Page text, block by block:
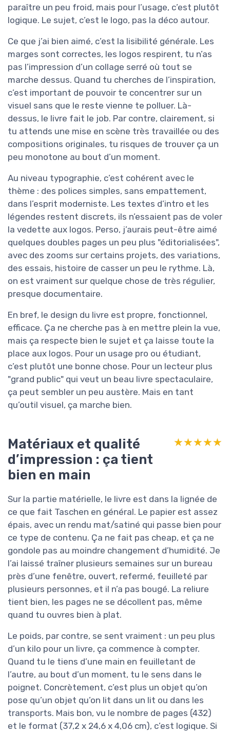
paraître un peu froid, mais pour l’usage, c’est plutôt
logique. Le sujet, c’est le logo, pas la déco autour.
Ce que j’ai bien aimé, c’est la lisibilité générale. Les
marges sont correctes, les logos respirent, tu n’as
pas l’impression d’un collage serré où tout se
marche dessus. Quand tu cherches de l’inspiration,
c’est important de pouvoir te concentrer sur un
visuel sans que le reste vienne te polluer. Là-
dessus, le livre fait le job. Par contre, clairement, si
tu attends une mise en scène très travaillée ou des
compositions originales, tu risques de trouver ça un
peu monotone au bout d’un moment.
Au niveau typographie, c’est cohérent avec le
thème : des polices simples, sans empattement,
dans l’esprit moderniste. Les textes d’intro et les
légendes restent discrets, ils n’essaient pas de voler
la vedette aux logos. Perso, j’aurais peut-être aimé
quelques doubles pages un peu plus "éditorialisées",
avec des zooms sur certains projets, des variations,
des essais, histoire de casser un peu le rythme. Là,
on est vraiment sur quelque chose de très régulier,
presque documentaire.
En bref, le design du livre est propre, fonctionnel,
efficace. Ça ne cherche pas à en mettre plein la vue,
mais ça respecte bien le sujet et ça laisse toute la
place aux logos. Pour un usage pro ou étudiant,
c’est plutôt une bonne chose. Pour un lecteur plus
"grand public" qui veut un beau livre spectaculaire,
ça peut sembler un peu austère. Mais en tant
qu’outil visuel, ça marche bien.
Matériaux et qualité
d’impression : ça tient
bien en main
★★★★★
★★★★★
Sur la partie matérielle, le livre est dans la lignée de
ce que fait Taschen en général. Le papier est assez
épais, avec un rendu mat/satiné qui passe bien pour
ce type de contenu. Ça ne fait pas cheap, et ça ne
gondole pas au moindre changement d’humidité. Je
l’ai laissé traîner plusieurs semaines sur un bureau
près d’une fenêtre, ouvert, refermé, feuilleté par
plusieurs personnes, et il n’a pas bougé. La reliure
tient bien, les pages ne se décollent pas, même
quand tu ouvres bien à plat.
Le poids, par contre, se sent vraiment : un peu plus
d’un kilo pour un livre, ça commence à compter.
Quand tu le tiens d’une main en feuilletant de
l’autre, au bout d’un moment, tu le sens dans le
poignet. Concrètement, c’est plus un objet qu’on
pose qu’un objet qu’on lit dans un lit ou dans les
transports. Mais bon, vu le nombre de pages (432)
et le format (37,2 x 24,6 x 4,06 cm), c’est logique. Si